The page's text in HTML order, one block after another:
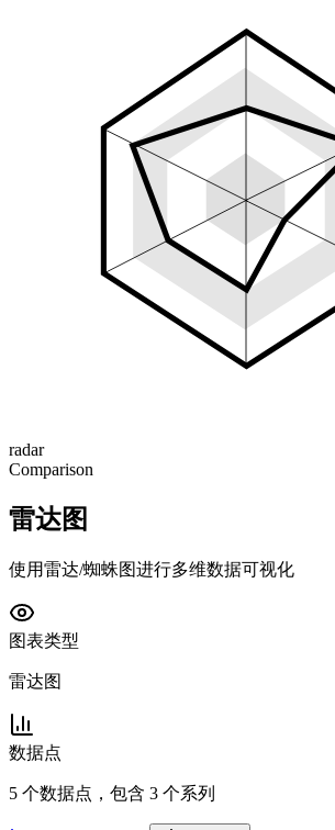
radar
Comparison
雷达图
使用雷达/蜘蛛图进行多维数据可视化
图表类型
雷达图
数据点
5 个数据点，包含 3 个系列